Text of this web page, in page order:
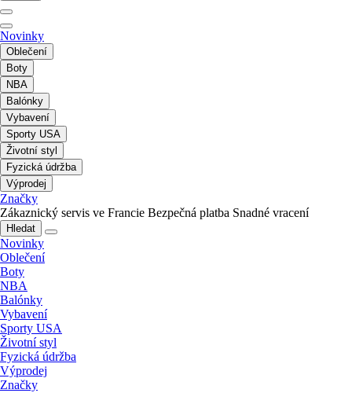
Novinky
Oblečení
Boty
NBA
Balónky
Vybavení
Sporty USA
Životní styl
Fyzická údržba
Výprodej
Značky
Zákaznický servis ve Francie Bezpečná platba Snadné vracení
Hledat
Novinky
Oblečení
Boty
NBA
Balónky
Vybavení
Sporty USA
Životní styl
Fyzická údržba
Výprodej
Značky